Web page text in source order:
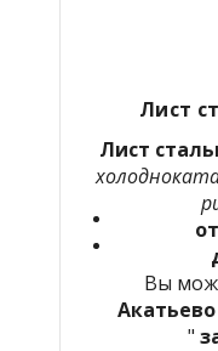
Лист
Лист
Вы
Акатьево
"